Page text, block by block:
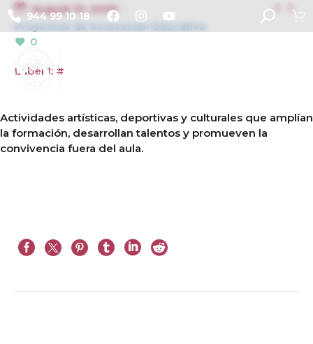
944 99 10 18  
August 10, 2025
Proyectos de Innovación Educativa
0
Label 1: #
Actividades artísticas, deportivas y culturales que amplían
la formación, desarrollan talentos y promueven la
convivencia fuera del aula.